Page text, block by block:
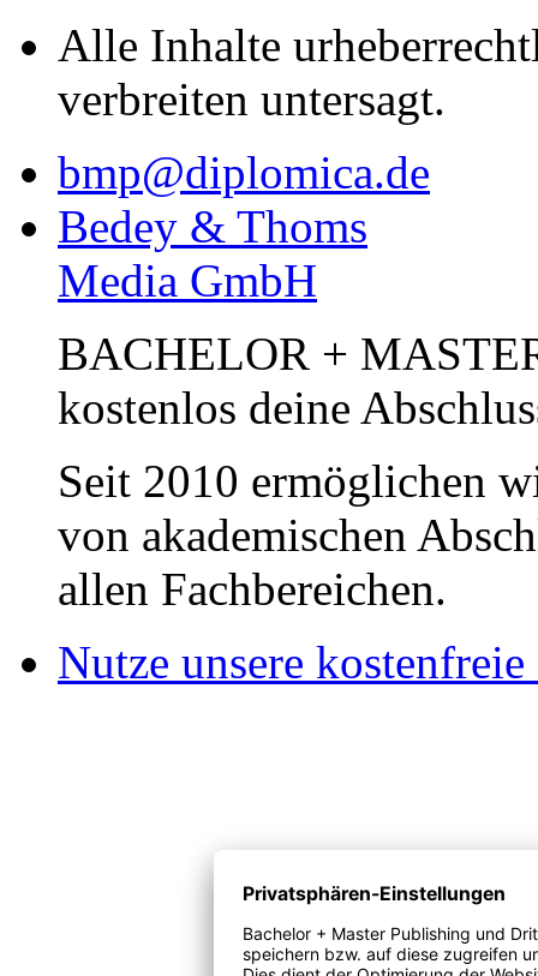
Alle Inhalte
verbreiten untersagt.
bmp@diplomica.de
Bedey & Thoms
Media GmbH
BACHELOR +
kostenlos deine
Seit 2010 ermöglichen
von akademischen
allen Fachbereichen.
Nutze unsere